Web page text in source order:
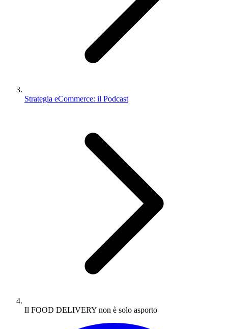
Strategia eCommerce: il Podcast
Il FOOD DELIVERY non è solo asporto